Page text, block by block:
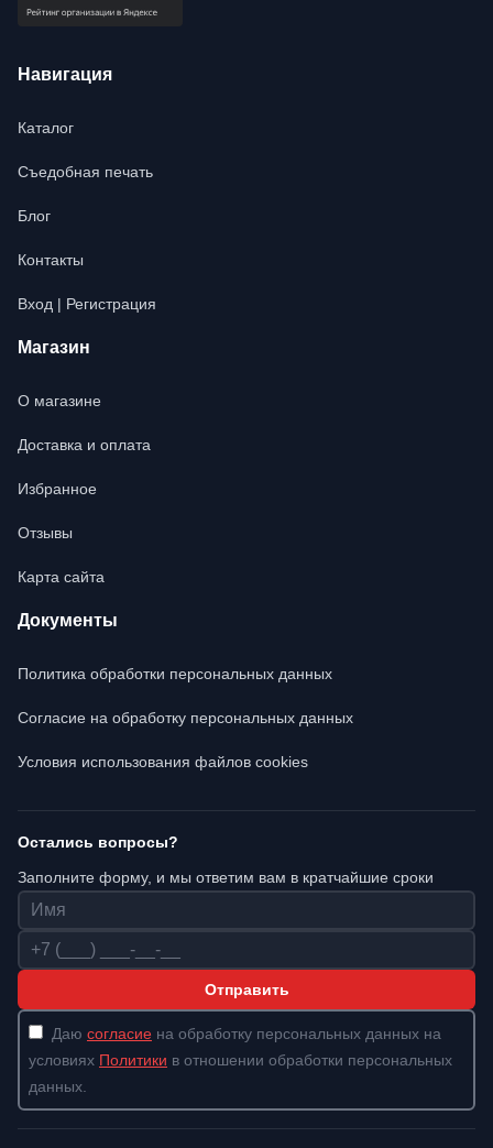
Навигация
Каталог
Съедобная печать
Блог
Контакты
Вход | Регистрация
Магазин
О магазине
Доставка и оплата
Избранное
Отзывы
Карта сайта
Документы
Политика обработки персональных данных
Согласие на обработку персональных данных
Условия использования файлов cookies
Остались вопросы?
Заполните форму, и мы ответим вам в кратчайшие сроки
Имя
Телефон
Отправить
Даю согласие на обработку персональных данных на
условиях Политики в отношении обработки персональных
данных.